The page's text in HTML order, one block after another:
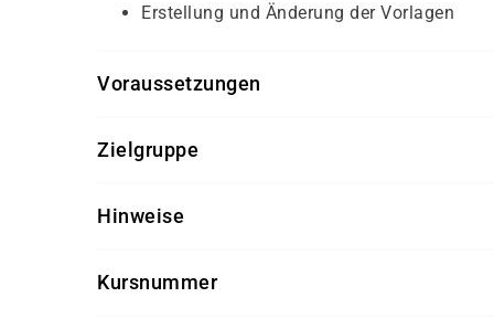
Erstellung und Änderung der Vorlagen
Voraussetzungen
MS Excel Grundkenntnisse
Zielgruppe
möchten.
Hinweise
Software-Version nach Kundenwunsch
Kursnummer